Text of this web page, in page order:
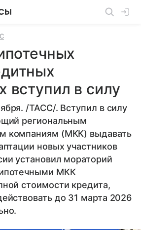
вступил в силу
/ТАСС/. Вступил в силу
региональным
компаниям (МКК) выдавать
новых участников
установил мораторий
МКК
стоимости кредита,
до 31 марта 2026